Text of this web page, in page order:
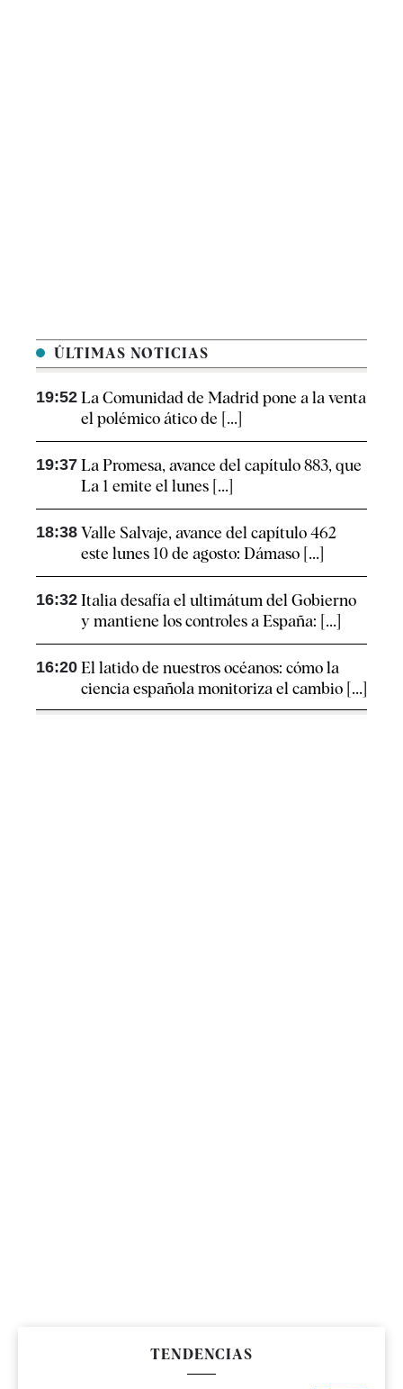
ÚLTIMAS NOTICIAS
19:52 La Comunidad de Madrid pone a la venta
el polémico ático de [...]
19:37 La Promesa, avance del capítulo 883, que
La 1 emite el lunes [...]
18:38 Valle Salvaje, avance del capítulo 462
este lunes 10 de agosto: Dámaso [...]
16:32 Italia desafía el ultimátum del Gobierno
y mantiene los controles a España: [...]
16:20 El latido de nuestros océanos: cómo la
ciencia española monitoriza el cambio [...]
TENDENCIAS